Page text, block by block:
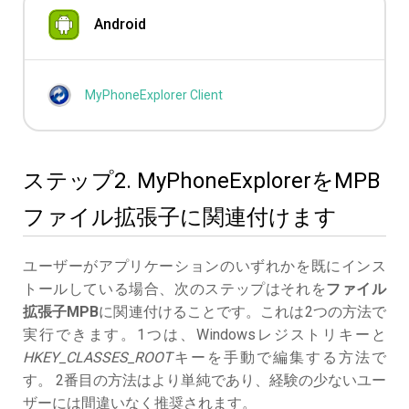
Android
MyPhoneExplorer Client
ステップ2. MyPhoneExplorerをMPB
ファイル拡張子に関連付けます
ユーザーがアプリケーションのいずれかを既にインス
トールしている場合、次のステップはそれをファイル
拡張子MPBに関連付けることです。これは2つの方法で
実行できます。1つは、Windowsレジストリキーと
HKEY_CLASSES_ROOTキーを手動で編集する方法で
す。 2番目の方法はより単純であり、経験の少ないユー
ザーには間違いなく推奨されます。